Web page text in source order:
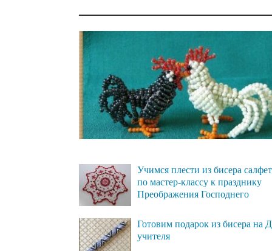
Учимся плести из бисера
по мастер-классу к празднику
Преображения Господнего
Готовим подарок из бисера на
учителя